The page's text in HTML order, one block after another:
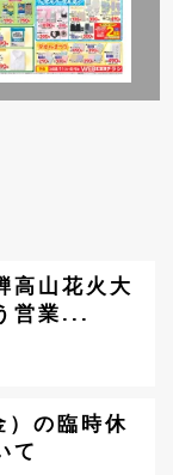
高山花火大
営業...
）の臨時休
て